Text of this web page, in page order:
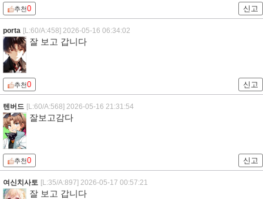
추천0 신고
porta [L:60/A:458] 2026-05-16 06:34:02
잘 보고 갑니다
추천0 신고
텐버드 [L:60/A:568] 2026-05-16 21:31:54
잘보고감다
추천0 신고
여신치사토 [L:35/A:897] 2026-05-17 00:57:21
잘 보고 갑니다